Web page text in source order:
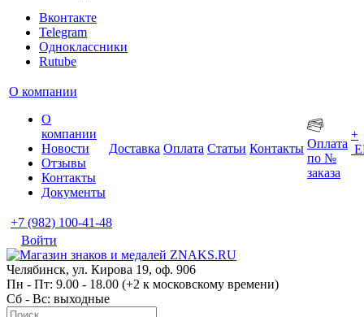
Вконтакте
Telegram
Одноклассники
Rutube
О компании
О
компании
Новости
Отзывы
Контакты
Документы
Доставка Оплата Статьи Контакты Оплата
по №
заказа
+
+7 (982) 100-41-48
Войти
Челябинск, ул. Кирова 19, оф. 906
Пн - Пт: 9.00 - 18.00 (+2 к московскому времени)
Сб - Вс: выходные